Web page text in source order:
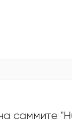
новые
саммите